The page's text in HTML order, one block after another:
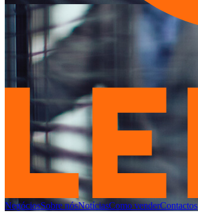
NegóciosSobre nósNotíciasComo venderContactos